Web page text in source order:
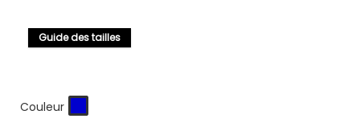
Guide des tailles
Couleur